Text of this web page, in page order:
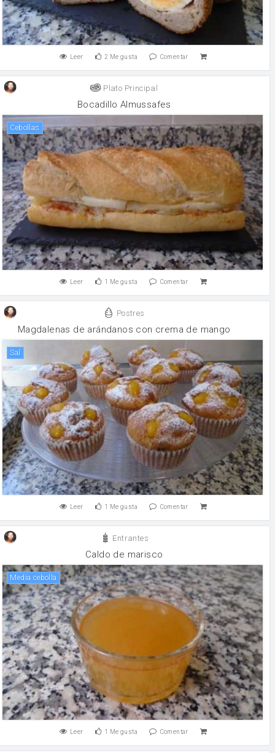
Leer 2 Me gusta Comentar
Plato Principal
Bocadillo Almussafes
Cebollas
Leer 1 Me gusta Comentar
Postres
Magdalenas de arándanos con crema de mango
sal
Leer 1 Me gusta Comentar
Entrantes
Caldo de marisco
Media cebolla
Leer 1 Me gusta Comentar